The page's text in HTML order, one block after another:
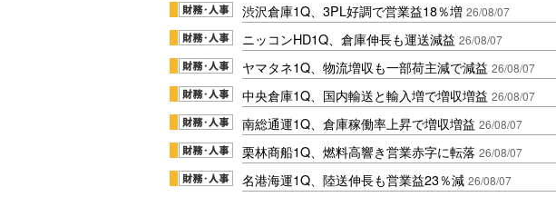
渋沢倉庫1Q、3PL好調で営業益18％増 26/08/07
ニッコンHD1Q、倉庫伸長も運送減益 26/08/07
ヤマタネ1Q、物流増収も一部荷主減で減益 26/08/07
中央倉庫1Q、国内輸送と輸入増で増収増益 26/08/07
南総通運1Q、倉庫稼働率上昇で増収増益 26/08/07
栗林商船1Q、燃料高響き営業赤字に転落 26/08/07
名港海運1Q、陸送伸長も営業益23％減 26/08/07